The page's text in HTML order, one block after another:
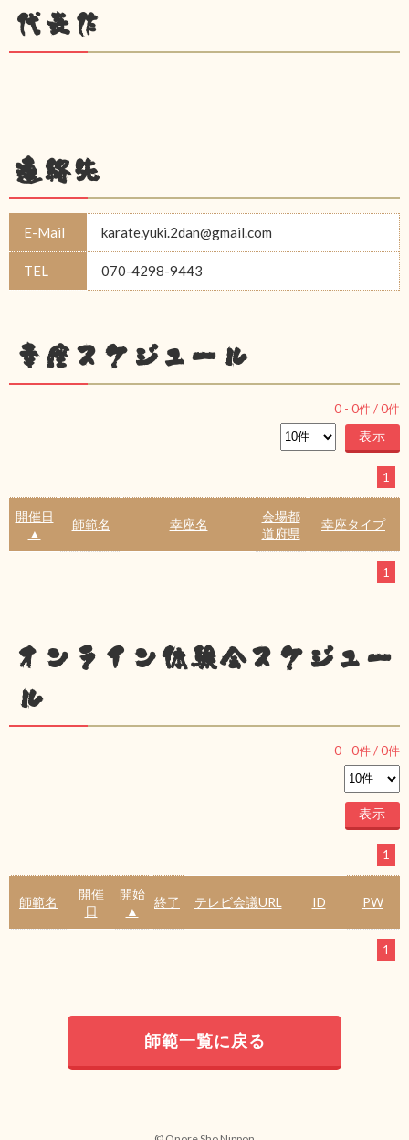
代表作
連絡先
E-Mail karate.yuki.2dan@gmail.com
TEL 070-4298-9443
幸座スケジュール
0 - 0件 /0件
1
開催日
▲
師範名 幸座名
会場都
道府県
幸座タイプ
1
オンライン体験会スケジュー
ル
0 - 0件 /0件
1
師範名
開催
日
開始
▲
終了 テレビ会議URL ID PW
1
師範一覧に戻る